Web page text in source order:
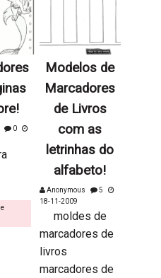
0
Modelos de
Marcadores
de Livros
com as
letrinhas do
alfabeto!
Anonymous
5
18-11-2009
moldes de
marcadores de
livros
marcadores de